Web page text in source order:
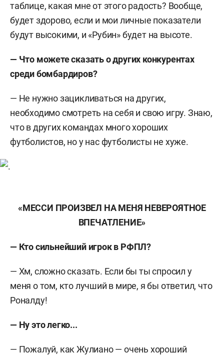
таблице, какая мне от этого радость? Вообще,
будет здорово, если и мои личные показатели
будут высокими, и «Рубин» будет на высоте.
— Что можете сказать о других конкурентах
среди бомбардиров?
— Не нужно зацикливаться на других,
необходимо смотреть на себя и свою игру. Знаю,
что в других командах много хороших
футболистов, но у нас футболисты не хуже.
«МЕССИ ПРОИЗВЕЛ НА МЕНЯ НЕВЕРОЯТНОЕ
ВПЕЧАТЛЕНИЕ»
— Кто сильнейший игрок в РФПЛ?
— Хм, сложно сказать. Если бы ты спросил у
меня о том, кто лучший в мире, я бы ответил, что
Роналду!
— Ну это легко...
— Пожалуй, как Жулиано — очень хороший